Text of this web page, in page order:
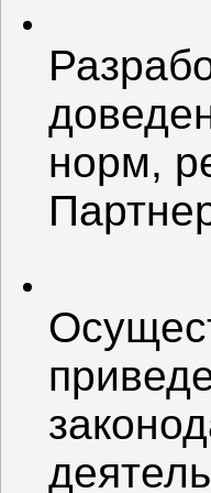
норм,